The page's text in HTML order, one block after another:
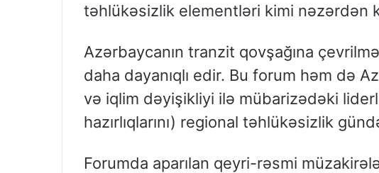
təhlükəsizlik elementləri kimi nəzərdən
Azərbaycanın tranzit qovşağına
daha dayanıqlı edir. Bu forum həm də
və iqlim dəyişikliyi ilə mübarizədəki
hazırlıqlarını) regional təhlükəsizlik
Forumda aparılan qeyri-rəsmi